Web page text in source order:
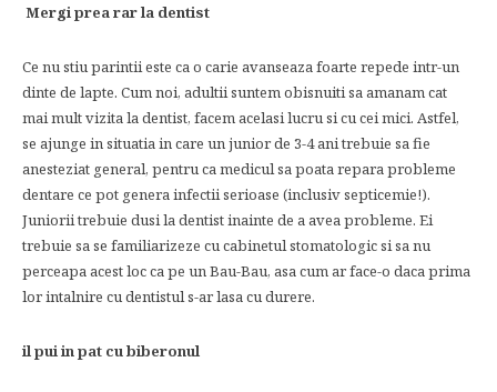
Mergi prea rar la dentist
Ce nu stiu parintii este ca o carie avanseaza foarte repede intr-un
dinte de lapte. Cum noi, adultii suntem obisnuiti sa amanam cat
mai mult vizita la dentist, facem acelasi lucru si cu cei mici. Astfel,
se ajunge in situatia in care un junior de 3-4 ani trebuie sa fie
anesteziat general, pentru ca medicul sa poata repara probleme
dentare ce pot genera infectii serioase (inclusiv septicemie!).
Juniorii trebuie dusi la dentist inainte de a avea probleme. Ei
trebuie sa se familiarizeze cu cabinetul stomatologic si sa nu
perceapa acest loc ca pe un Bau-Bau, asa cum ar face-o daca prima
lor intalnire cu dentistul s-ar lasa cu durere.
il pui in pat cu biberonul